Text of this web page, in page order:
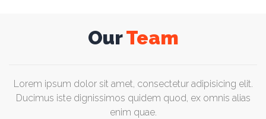
OurTeam
Lorem ipsum dolor sit amet, consectetur adipisicing elit.
Ducimus iste dignissimos quidem quod, ex omnis alias
enim quae.